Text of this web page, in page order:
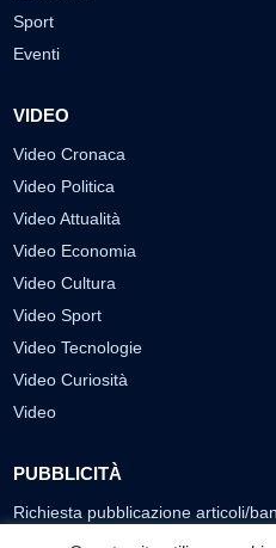
Sport
Eventi
VIDEO
Video Cronaca
Video Politica
Video Attualità
Video Economia
Video Cultura
Video Sport
Video Tecnologie
Video Curiosità
Video
PUBBLICITÀ
Richiesta pubblicazione articoli/